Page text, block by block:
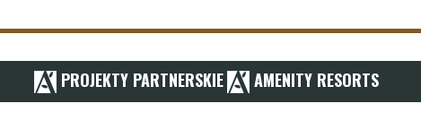
PROJEKTY PARTNERSKIE AMENITY RESORTS